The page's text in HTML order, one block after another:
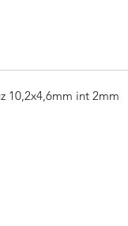
10,2x4,6mm int 2mm